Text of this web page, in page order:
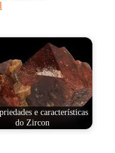
e características
do Zircon